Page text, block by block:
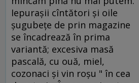
Iepuraşii cîntători şi oile
şugubeţe de prin magazine
se încadrează în prima
variantă; excesiva masă
pascală, cu ouă, miel,
cozonaci şi vin roşu " în cea